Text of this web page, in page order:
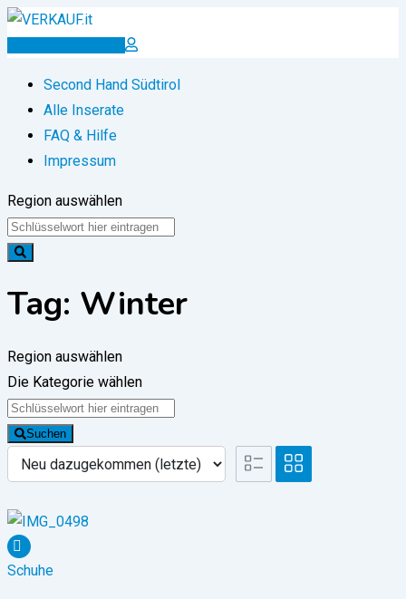
Zum
Inserat erstellen
Second Hand Südtirol
Alle Inserate
FAQ & Hilfe
Impressum
Region auswählen
Tag: Winter
Region auswählen
Die Kategorie wählen
Suchen
Schuhe